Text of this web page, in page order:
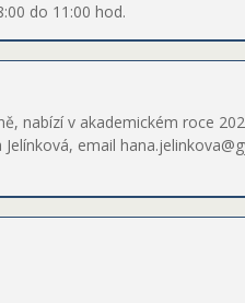
do 11:00 hod.
nabízí v akademickém roce
email